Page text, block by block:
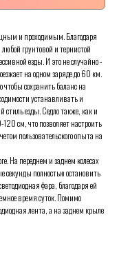
и проходимым. Благодаря
грунтовой и тернистой
езды. И это не случайно -
на одном заряде до 60 км.
чтобы сохранить баланс на
устанавливать и
стиль езды. Седло также, как и
см, что позволяет настроить
пользовательского опыта на
На переднем и заднем колесах
секунды полностью остановить
фара, благодаря ей
время суток. Помимо
лента, а на заднем крыле